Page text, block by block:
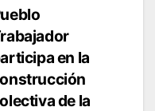
en la
de la